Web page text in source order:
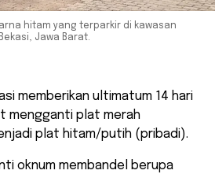
hitam yang terparkir di kawasan
Jawa Barat.
memberikan ultimatum 14 hari
mengganti plat merah
plat hitam/putih (pribadi).
oknum membandel berupa